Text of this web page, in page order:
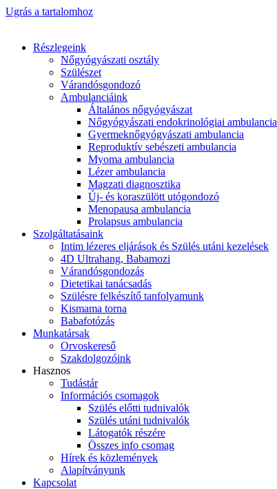
Ugrás a tartalomhoz
Részlegeink
Nőgyógyászati osztály
Szülészet
Várandósgondozó
Ambulanciáink
Általános nőgyógyászat
Nőgyógyászati endokrinológiai ambulancia
Gyermeknőgyógyászati ambulancia
Reproduktív sebészeti ambulancia
Myoma ambulancia
Lézer ambulancia
Magzati diagnosztika
Új- és koraszülött utógondozó
Menopausa ambulancia
Prolapsus ambulancia
Szolgáltatásaink
Intim lézeres eljárások és Szülés utáni kezelések
4D Ultrahang, Babamozi
Várandósgondozás
Dietetikai tanácsadás
Szülésre felkészítő tanfolyamunk
Kismama torna
Babafotózás
Munkatársak
Orvoskereső
Szakdolgozóink
Hasznos
Tudástár
Információs csomagok
Szülés előtti tudnivalók
Szülés utáni tudnivalók
Látogatók részére
Összes info csomag
Hírek és közlemények
Alapítványunk
Kapcsolat